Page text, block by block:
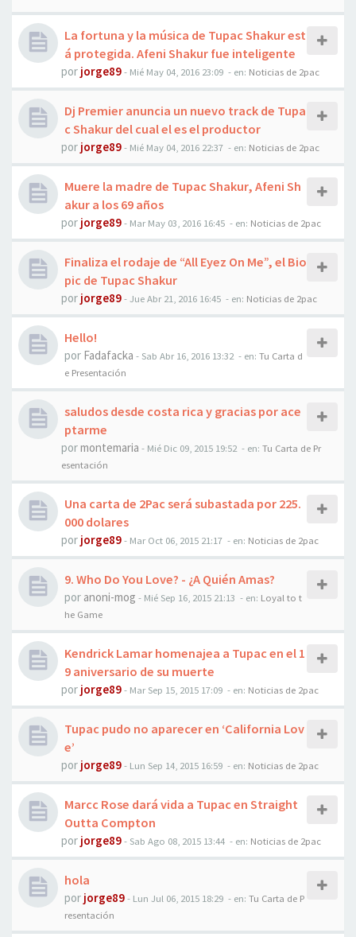
La fortuna y la música de Tupac Shakur est
á protegida. Afeni Shakur fue inteligente
por jorge89- Mié May 04, 2016 23:09 - en: Noticias de 2pac
Dj Premier anuncia un nuevo track de Tupa
c Shakur del cual el es el productor
por jorge89- Mié May 04, 2016 22:37 - en: Noticias de 2pac
Muere la madre de Tupac Shakur, Afeni Sh
akur a los 69 años
por jorge89- Mar May 03, 2016 16:45 - en: Noticias de 2pac
Finaliza el rodaje de “All Eyez On Me”, el Bio
pic de Tupac Shakur
por jorge89-Jue Abr 21, 2016 16:45 - en: Noticias de 2pac
Hello!
por Fadafacka - Sab Abr 16, 2016 13:32 - en: Tu Carta d
e Presentación
saludos desde costa rica y gracias por ace
ptarme
pormontemaria - Mié Dic 09, 2015 19:52 - en: Tu Carta de Pr
esentación
Una carta de 2Pac será subastada por 225.
000 dolares
por jorge89- Mar Oct 06, 2015 21:17 - en: Noticias de 2pac
9. Who Do You Love? - ¿A Quién Amas?
por anoni-mog - Mié Sep 16, 2015 21:13 - en: Loyal to t
he Game
Kendrick Lamar homenajea a Tupac en el 1
9 aniversario de su muerte
por jorge89- Mar Sep 15, 2015 17:09 - en: Noticias de 2pac
Tupac pudo no aparecer en ‘California Lov
e’
por jorge89- Lun Sep 14, 2015 16:59 - en: Noticias de 2pac
Marcc Rose dará vida a Tupac en Straight
Outta Compton
por jorge89- Sab Ago 08, 2015 13:44 - en: Noticias de 2pac
hola
por jorge89- Lun Jul 06, 2015 18:29 - en: Tu Carta de P
resentación